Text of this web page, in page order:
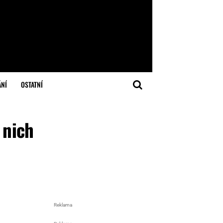
OSTATNÍ
Reklama